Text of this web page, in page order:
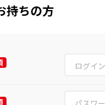
持ちの方